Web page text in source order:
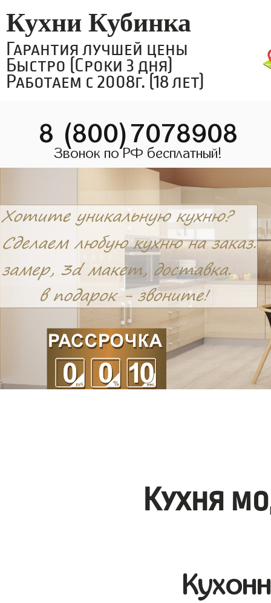
Кухни Кубинка
Гарантия лучшей цены
Быстро (Сроки 3 дня)
Работаем с 2008г. (18 лет)
8 (800)7078908
Звонок по РФ бесплатный!
Кухня